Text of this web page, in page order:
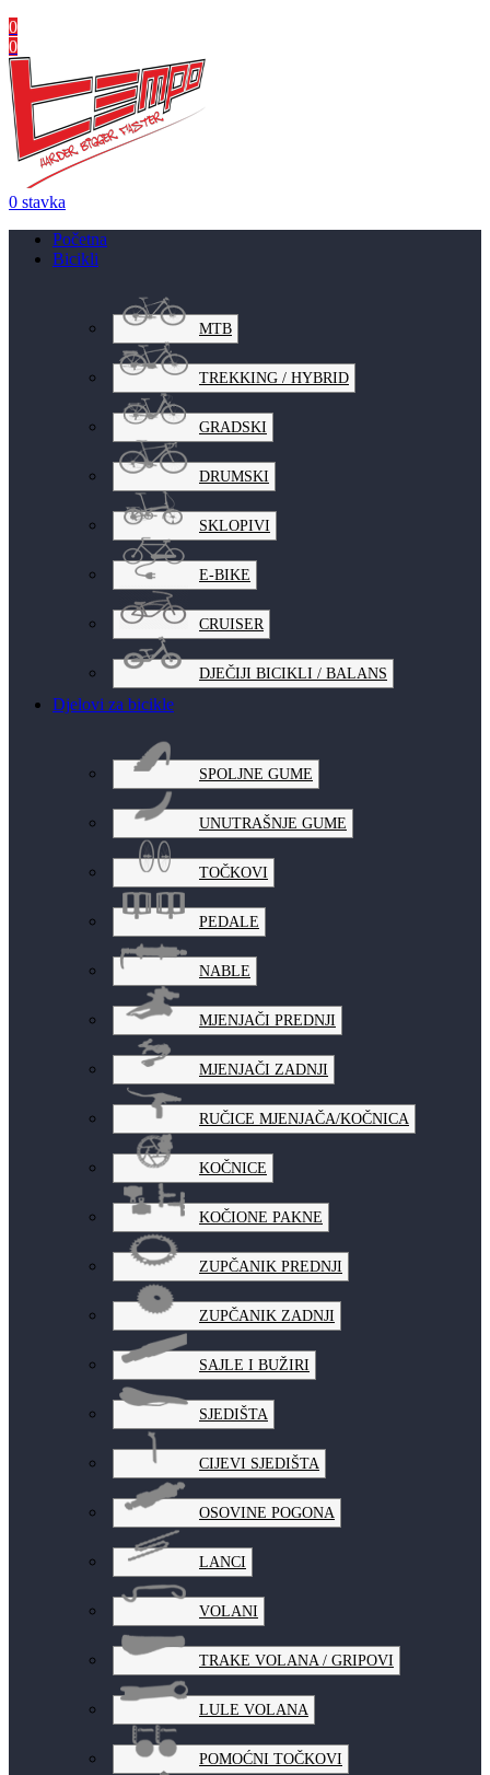
0
0
0 stavka
Početna
Bicikli
MTB
TREKKING / HYBRID
GRADSKI
DRUMSKI
SKLOPIVI
E-BIKE
CRUISER
DJEČIJI BICIKLI / BALANS
Djelovi za bicikle
SPOLJNE GUME
UNUTRAŠNJE GUME
TOČKOVI
PEDALE
NABLE
MJENJAČI PREDNJI
MJENJAČI ZADNJI
RUČICE MJENJAČA/KOČNICA
KOČNICE
KOČIONE PAKNE
ZUPČANIK PREDNJI
ZUPČANIK ZADNJI
SAJLE I BUŽIRI
SJEDIŠTA
CIJEVI SJEDIŠTA
OSOVINE POGONA
LANCI
VOLANI
TRAKE VOLANA / GRIPOVI
LULE VOLANA
POMOĆNI TOČKOVI